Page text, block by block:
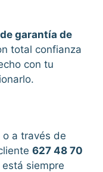
garantía de
total confianza
con tu
o a través de
627 48 70
siempre